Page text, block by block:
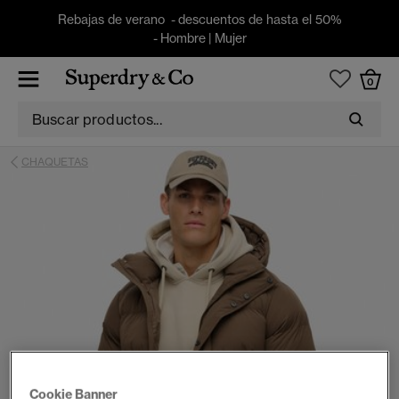
Rebajas de verano - descuentos de hasta el 50%
- Hombre| Mujer
0
CHAQUETAS
Cookie Banner